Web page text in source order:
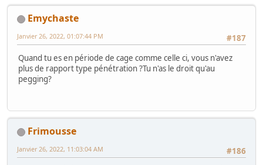
Emychaste
#187
Janvier 26, 2022, 01:07:44 PM
Quand tu es en période de cage comme celle ci, vous n'avez
plus de rapport type pénétration ?Tu n'as le droit qu'au
pegging?
Frimousse
#186
Janvier 26, 2022, 11:03:04 AM